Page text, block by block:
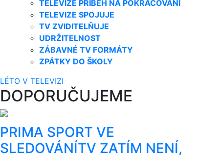
TELEVIZE PŘÍBĚH NA POKRAČOVÁNÍ
TELEVIZE SPOJUJE
TV ZVIDITELŇUJE
UDRŽITELNOST
ZÁBAVNÉ TV FORMÁTY
ZPÁTKY DO ŠKOLY
LÉTO V TELEVIZI
DOPORUČUJEME
PRIMA SPORT VE
SLEDOVÁNÍTV ZATÍM NENÍ,